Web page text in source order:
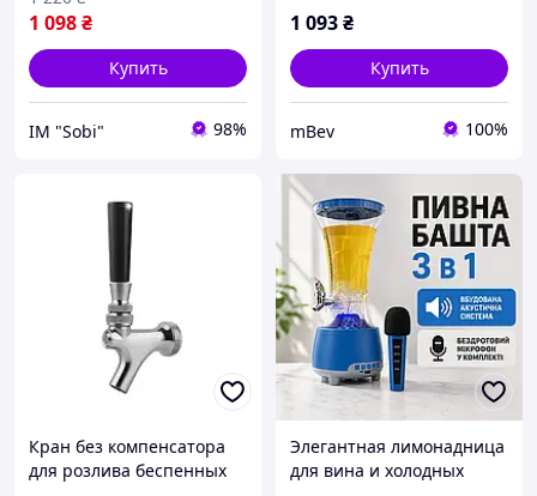
1 098₴
Купить
ІМ "Sobi" 98%
1 093₴
Купить
mBev 100%
Кран без компенсатора
для розлива беспенных
Элегантная лимонадница
для вина и холодных